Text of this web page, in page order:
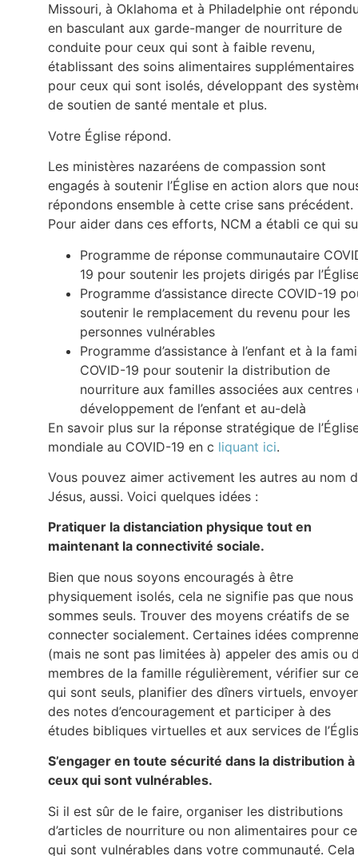
Missouri, à Oklahoma et à Philadelphie ont
en basculant aux garde-manger de nourriture de
conduite pour ceux qui sont à faible revenu,
établissant des soins alimentaires supplémentaires
pour ceux qui sont isolés, développant des
de soutien de santé mentale et plus.
Votre Église répond.
Les ministères nazaréens de compassion sont
engagés à soutenir l’Église en action alors que
répondons ensemble à cette crise sans précédent.
Pour aider dans ces efforts, NCM a établi ce qui
Programme de réponse communautaire
19 pour soutenir les projets dirigés par
Programme d’assistance directe COVID-19
soutenir le remplacement du revenu pour les
personnes vulnérables
Programme d’assistance à l’enfant et à la
COVID-19 pour soutenir la distribution de
nourriture aux familles associées aux centres
développement de l’enfant et au-delà
En savoir plus sur la réponse stratégique de
mondiale au COVID-19 en c liquant ici.
Vous pouvez aimer activement les autres au nom
Jésus, aussi. Voici quelques idées :
Pratiquer la distanciation physique tout en
maintenant la connectivité sociale.
Bien que nous soyons encouragés à être
physiquement isolés, cela ne signifie pas que nous
sommes seuls. Trouver des moyens créatifs de se
connecter socialement. Certaines idées
(mais ne sont pas limitées à) appeler des amis ou
membres de la famille régulièrement, vérifier sur
qui sont seuls, planifier des dîners virtuels, envoyer
des notes d’encouragement et participer à des
études bibliques virtuelles et aux services de
S’engager en toute sécurité dans la distribution à
ceux qui sont vulnérables.
Si il est sûr de le faire, organiser les distributions
d’articles de nourriture ou non alimentaires pour
qui sont vulnérables dans votre communauté. Cela